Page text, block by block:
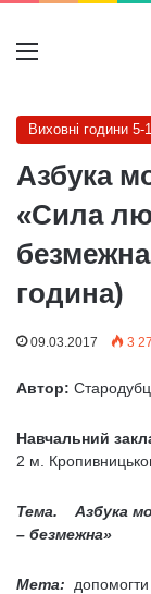
Меню
Виховні години 5-
Азбука
«Сила
година)
09.03.2017 3
Автор:
Навчальний
2 м.
Тема. Азбука
– безмежна»
Мета: